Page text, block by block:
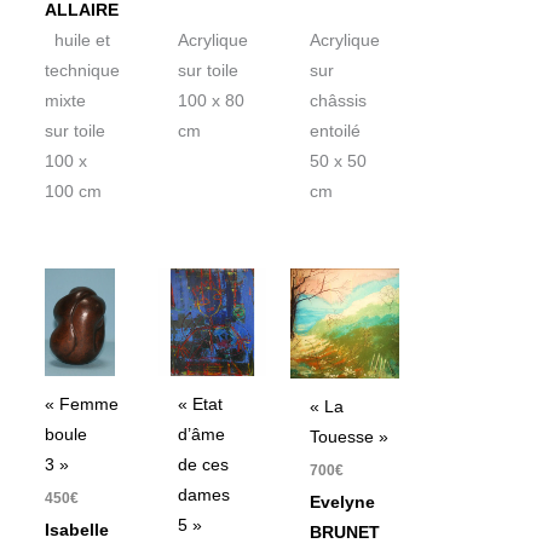
ALLAIRE
huile et
technique
mixte
sur toile
100 x
100 cm
Acrylique
sur toile
100 x 80
cm
Acrylique
sur
châssis
entoilé
50 x 50
cm
« Femme
boule
3 »
450€
Isabelle
« Etat
d’âme
de ces
dames
5 »
« La
Touesse »
700€
Evelyne
BRUNET